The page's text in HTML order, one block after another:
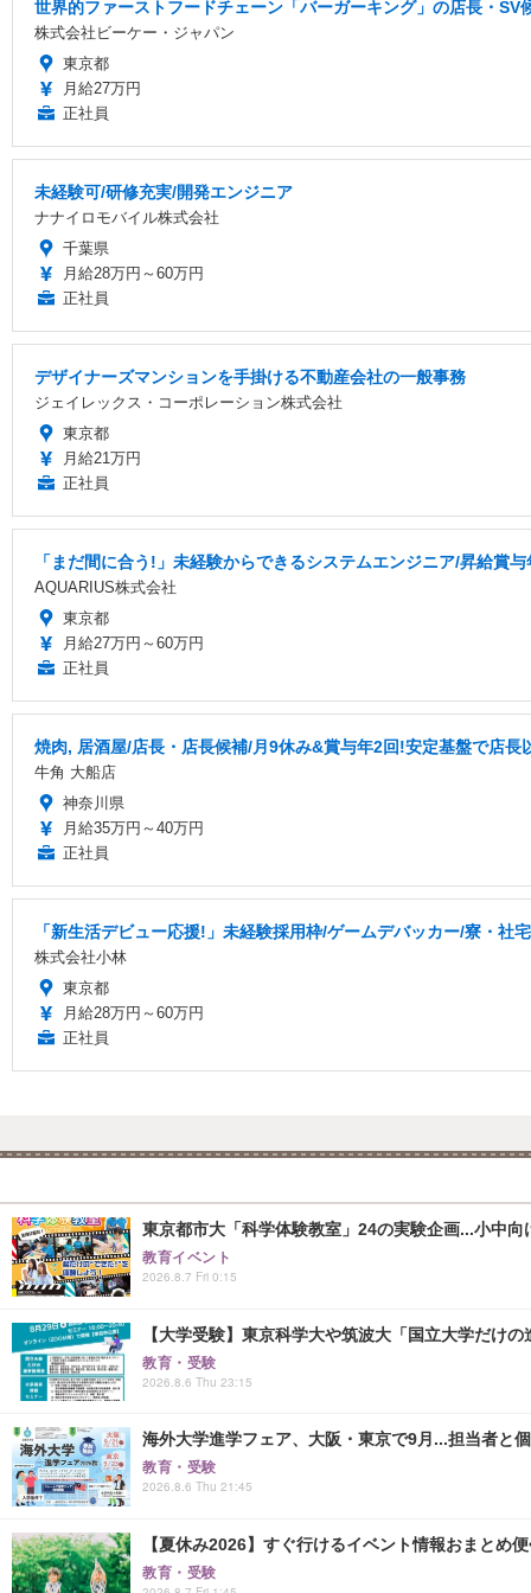
世界的ファーストフードチェーン「バーガーキング」の店長・SV
株式会社ビーケー・ジャパン
東京都
月給27万円
正社員
未経験可/研修充実/開発エンジニア
ナナイロモバイル株式会社
千葉県
月給28万円～60万円
正社員
デザイナーズマンションを手掛ける不動産会社の一般事務
ジェイレックス・コーポレーション株式会社
東京都
月給21万円
正社員
「まだ間に合う!」未経験からできるシステムエンジニア/昇給賞
AQUARIUS株式会社
東京都
月給27万円～60万円
正社員
焼肉, 居酒屋/店長・店長候補/月9休み&賞与年2回!安定基盤で店長
牛角 大船店
神奈川県
月給35万円～40万円
正社員
「新生活デビュー応援!」未経験採用枠/ゲームデバッカー/寮・社
株式会社小林
東京都
月給28万円～60万円
正社員
東京都市大「科学体験教室」24の実験企画...小中向
教育イベント
2026.8.7 Fri 0:15
【大学受験】東京科学大や筑波大「国立大学だけ
教育・受験
2026.8.6 Thu 23:15
海外大学進学フェア、大阪・東京で9月...担当者と
教育・受験
2026.8.6 Thu 21:45
【夏休み2026】すぐ行けるイベント情報おまとめ
教育・受験